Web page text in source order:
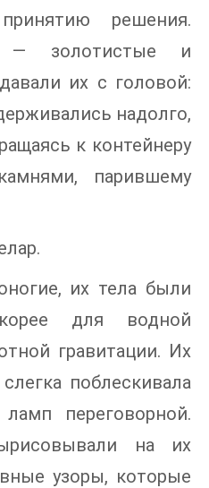
решения.
— золотистые и
их с головой:
надолго,
к контейнеру
парившему
их тела были
для водной
гравитации. Их
поблескивала
переговорной.
на их
узоры, которые